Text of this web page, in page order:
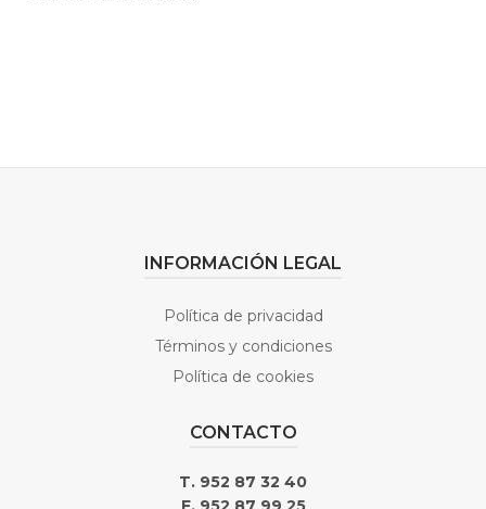
INFORMACIÓN LEGAL
Política de privacidad
Términos y condiciones
Política de cookies
CONTACTO
T. 952 87 32 40